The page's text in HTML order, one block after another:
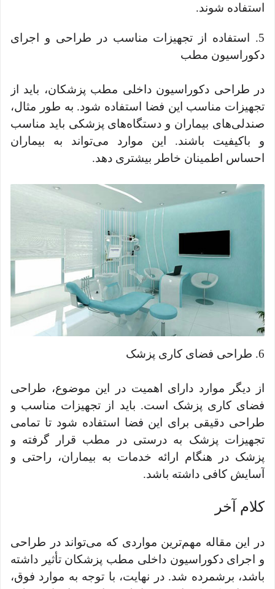
استفاده شوند.
5. استفاده از تجهیزات مناسب در طراحی و اجرای
دکوراسیون مطب
در طراحی دکوراسیون داخلی مطب پزشکان، باید از
تجهیزات مناسب این فضا استفاده شود. به طور مثال،
صندلی‌های بیماران و دستگاه‌های پزشکی باید مناسب
و باکیفیت باشند. این موارد می‌تواند به بیماران
احساس اطمینان خاطر بیشتری دهد.
6. طراحی فضای کاری پزشک
از دیگر موارد دارای اهمیت در این موضوع، طراحی
فضای کاری پزشک است. باید از تجهیزات مناسب و
طراحی دقیقی برای این فضا استفاده شود تا تمامی
تجهیزات پزشک به درستی در مطب قرار گرفته و
پزشک در هنگام ارائه خدمات به بیماران، راحتی و
آسایش کافی داشته باشد.
کلام آخر
در اين مقاله مهم‌ترین مواردی که می‌تواند در طراحی
و اجرای دکوراسیون داخلی مطب پزشکان تأثیر داشته
باشد، برشمرده شد. در نهایت، با توجه به موارد فوق،